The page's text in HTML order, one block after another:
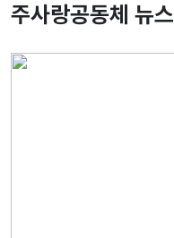
주사랑공동체 뉴스